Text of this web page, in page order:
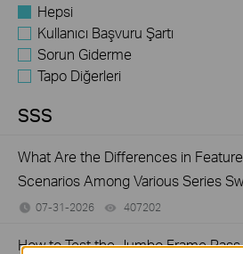
Hepsi
Kullanıcı Başvuru Şartı
Sorun Giderme
Tapo Diğerleri
SSS
What Are the Differences in
Scenarios Among Various Series
07-31-2026 407202
How to Test the Jumbo Frame